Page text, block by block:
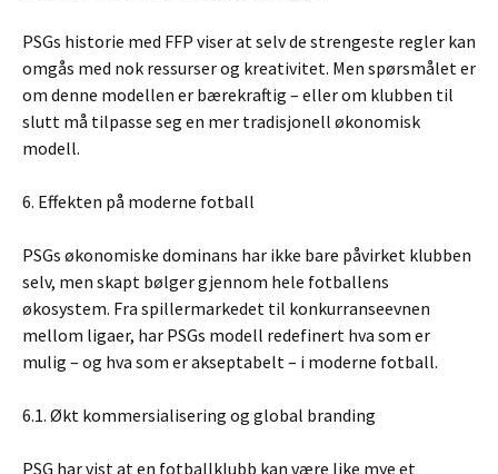
PSGs historie med FFP viser at selv de strengeste regler kan
omgås med nok ressurser og kreativitet. Men spørsmålet er
om denne modellen er bærekraftig – eller om klubben til
slutt må tilpasse seg en mer tradisjonell økonomisk
modell.
6. Effekten på moderne fotball
PSGs økonomiske dominans har ikke bare påvirket klubben
selv, men skapt bølger gjennom hele fotballens
økosystem. Fra spillermarkedet til konkurranseevnen
mellom ligaer, har PSGs modell redefinert hva som er
mulig – og hva som er akseptabelt – i moderne fotball.
6.1. Økt kommersialisering og global branding
PSG har vist at en fotballklubb kan være like mye et